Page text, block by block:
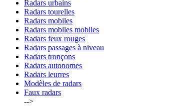
Radars urbains
Radars tourelles
Radars mobiles
Radars mobiles mobiles
Radars feux rouges
Radars passages à niveau
Radars tronçons
Radars autonomes
Radars leurres
Modèles de radars
Faux radars
-->